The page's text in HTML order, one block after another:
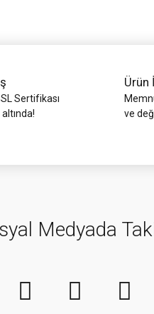
Sertifikası
Ürün
ve
Medyada